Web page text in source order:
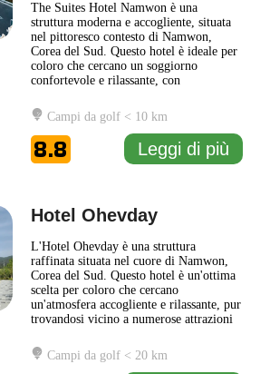
The Suites Hotel Namwon è una
struttura moderna e accogliente, situata
nel pittoresco contesto di Namwon,
Corea del Sud. Questo hotel è ideale per
coloro che cercano un soggiorno
confortevole e rilassante, con
all'ospitalità. Gli ospiti possono scegliere
tra una varietà di camere eleganti e ben
equipaggiate, pensate per garantire un
alto livello di comfort e... Leggi di più
Campi da golf < 10 km
8.8 Leggi di più
Hotel Ohevday
L'Hotel Ohevday è una struttura
raffinata situata nel cuore di Namwon,
Corea del Sud. Questo hotel è un'ottima
scelta per coloro che cercano
un'atmosfera accogliente e rilassante, pur
trovandosi vicino a numerose attrazioni
esplorare facilmente la bellezza naturale
della zona, con parchi e scenari
Campi da golf < 20 km